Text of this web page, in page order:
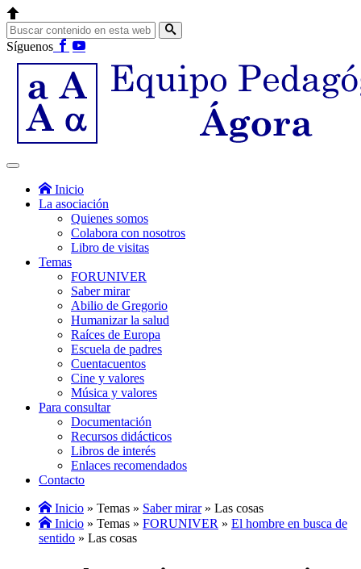
Síguenos
Inicio
La asociación
Quienes somos
Colabora con nosotros
Libro de visitas
Temas
FORUNIVER
Saber mirar
Abilio de Gregorio
Humanizar la salud
Raíces de Europa
Escuela de padres
Cuentacuentos
Cine y valores
Música y valores
Para consultar
Documentación
Recursos didácticos
Libros de interés
Enlaces recomendados
Contacto
Inicio » Temas » Saber mirar» Las cosas
Inicio » Temas » FORUNIVER » El hombre en busca de
sentido » Las cosas